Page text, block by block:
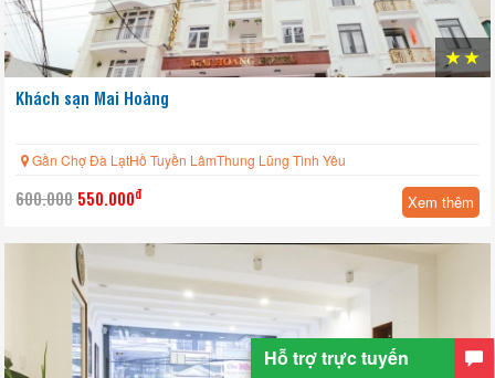
Khách sạn Mai Hoàng
Gần Chợ Đà LạtHồ Tuyền LâmThung Lũng Tình Yêu
600.000 550.000đ Xem thêm
Hỗ trợ trực tuyến